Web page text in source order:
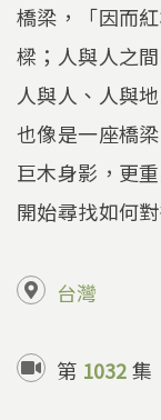
橋梁，「因而
樑；人與人之
人與人、人與
也像是一座橋
巨木身影，更
開始尋找如何
台灣
第 1032集